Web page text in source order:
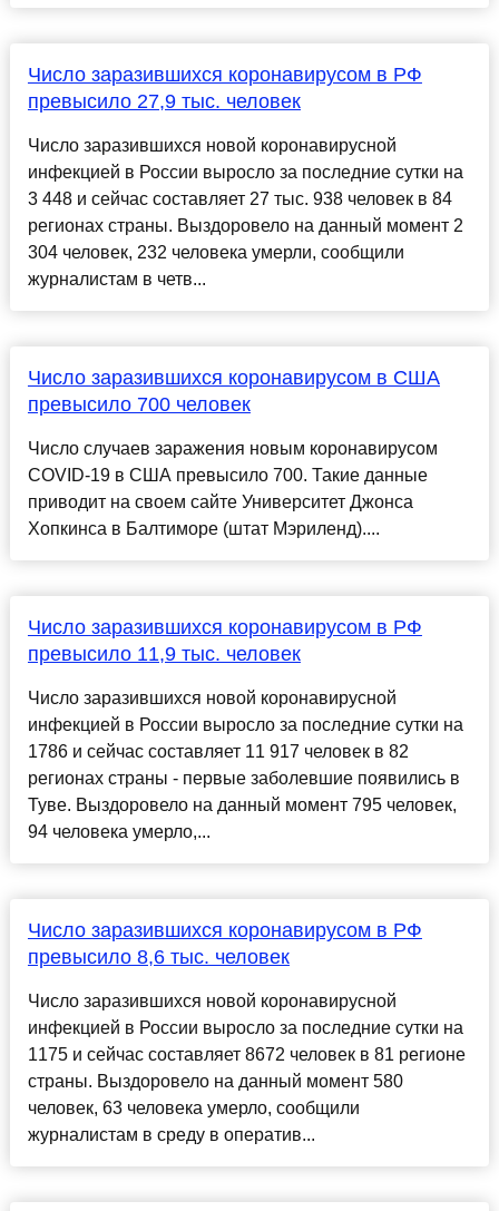
Число заразившихся коронавирусом в РФ
превысило 27,9 тыс. человек
Число заразившихся новой коронавирусной
инфекцией в России выросло за последние сутки на
3 448 и сейчас составляет 27 тыс. 938 человек в 84
регионах страны. Выздоровело на данный момент 2
304 человек, 232 человека умерли, сообщили
журналистам в четв...
Число заразившихся коронавирусом в США
превысило 700 человек
Число случаев заражения новым коронавирусом
COVID-19 в США превысило 700. Такие данные
приводит на своем сайте Университет Джонса
Хопкинса в Балтиморе (штат Мэриленд)....
Число заразившихся коронавирусом в РФ
превысило 11,9 тыс. человек
Число заразившихся новой коронавирусной
инфекцией в России выросло за последние сутки на
1786 и сейчас составляет 11 917 человек в 82
регионах страны - первые заболевшие появились в
Туве. Выздоровело на данный момент 795 человек,
94 человека умерло,...
Число заразившихся коронавирусом в РФ
превысило 8,6 тыс. человек
Число заразившихся новой коронавирусной
инфекцией в России выросло за последние сутки на
1175 и сейчас составляет 8672 человек в 81 регионе
страны. Выздоровело на данный момент 580
человек, 63 человека умерло, сообщили
журналистам в среду в оператив...